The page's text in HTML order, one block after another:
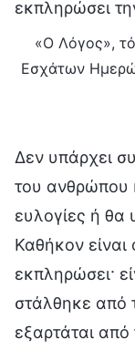
εκπληρώσει
«Ο Λόγος»,
Εσχάτων
Δεν υπάρχει
του ανθρώπου
ευλογίες ή θα
Καθήκον
εκπληρώσει·
στάλθηκε από
εξαρτάται